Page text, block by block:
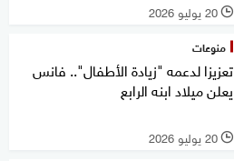
l 20 يوليو 2026
منوعات
تعزيزا لدعمه "زيادة الأطفال".. فانس
يعلن ميلاد ابنه الرابع
l 20 يوليو 2026